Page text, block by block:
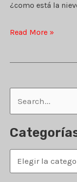
¿como está la
Tipo
aprendizaje
Read More »
s
r
a